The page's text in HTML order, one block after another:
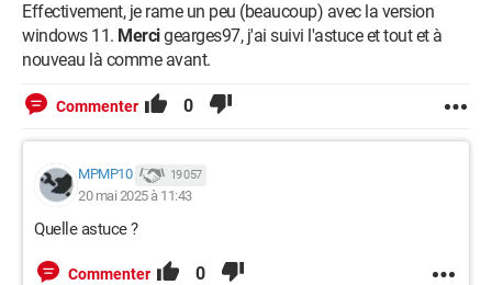
Effectivement, je rame un peu (beaucoup) avec la version
windows 11. Mercigearges97, j'ai suivi l'astuce et tout et à
nouveau là comme avant.
Commenter 0
MPMP10 19 057
20 mai 2025 à 11:43
Quelle astuce ?
Commenter 0